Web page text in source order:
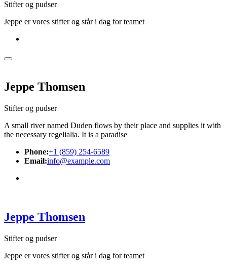
Stifter og pudser
Jeppe er vores stifter og står i dag for teamet
Jeppe Thomsen
Stifter og pudser
A small river named Duden flows by their place and supplies it with
the necessary regelialia. It is a paradise
Phone:+1 (859) 254-6589
Email:info@example.com
Jeppe Thomsen
Stifter og pudser
Jeppe er vores stifter og står i dag for teamet